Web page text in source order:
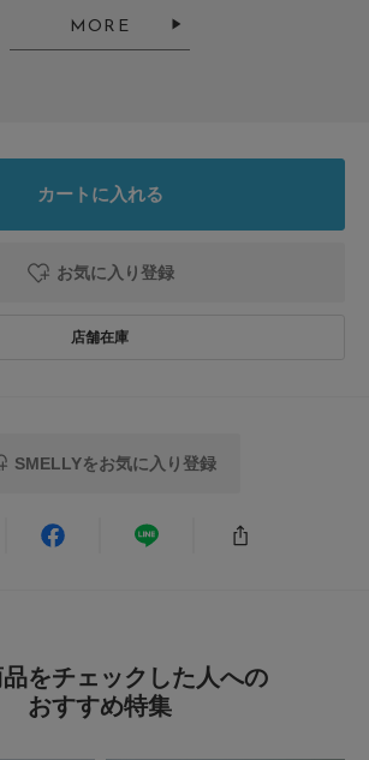
いです。ファッションのアクセントになります。
MORE
カートに入れる
お気に入り登録
SMELLYをお気に入り登録
をチェックした人への
おすすめ特集